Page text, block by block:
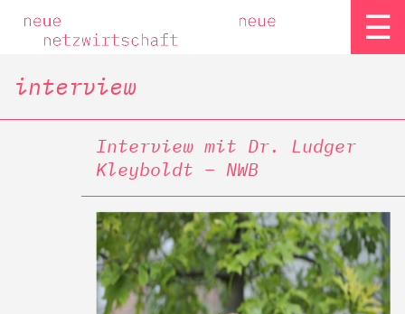
☰
interview
Interview mit Dr. Ludger
Kleyboldt – NWB